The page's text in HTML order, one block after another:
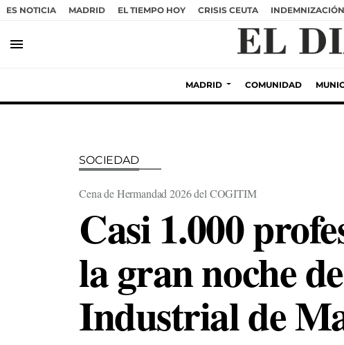
ES NOTICIA MADRID EL TIEMPO HOY CRISIS CEUTA
menu
MADRID COMUNIDAD
SOCIEDAD
Cena de Hermandad 2026 del COGITIM
Casi 1.000
la gran noche
Industrial de